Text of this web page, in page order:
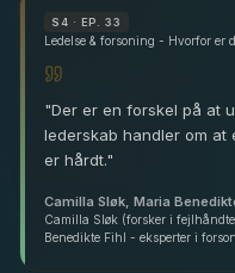
S4 · EP. 33
"Der er en forskel på at
lederskab handler om at
er hårdt."
Camilla Sløk, Maria
Camilla Sløk (forsker i
Benedikte Fihl - eksperter i